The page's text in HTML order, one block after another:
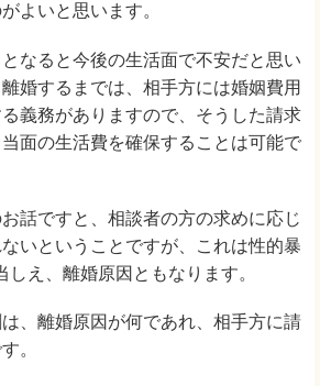
よいと思います。
なると今後の生活面で不安だと思い
婚するまでは、相手方には婚姻費用
る義務がありますので、そうした請求
面の生活費を確保することは可能で
話ですと、相談者の方の求めに応じ
いということですが、これは性的暴
え、離婚原因ともなります。
、離婚原因が何であれ、相手方に請
。